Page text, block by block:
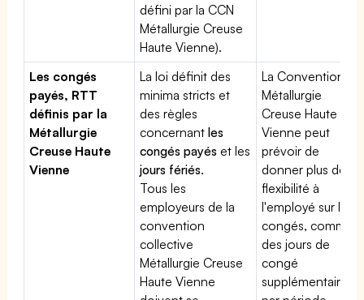
défini par la CCN
Métallurgie Creuse
Haute Vienne).
Les congés
payés, RTT
définis par la
Métallurgie
Creuse Haute
Vienne
La loi définit des
minima stricts et
des règles
concernantles
congés payés et les
jours fériés.
Tous les
employeurs de la
convention
collective
Métallurgie Creuse
Haute Vienne
La Convention
Métallurgie
Creuse Haute
Vienne peut
prévoir de
donner plus de
flexibilité à
l'employé sur les
congés, comme
des jours de
congé
supplémentaires